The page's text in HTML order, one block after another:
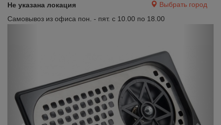
Не указана локация
Выбрать город
Самовывоз из офиса пон. - пят. с 10.00 по 18.00